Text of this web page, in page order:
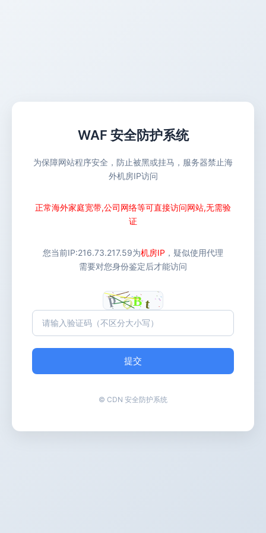
WAF 安全防护系统
为保障网站程序安全，防止被黑或挂马，服务器禁止海
外机房IP访问
正常海外家庭宽带,公司网络等可直接访问网站,无需验
证
您当前IP:216.73.217.59为机房IP ，疑似使用代理
需要对您身份鉴定后才能访问
提交
© CDN 安全防护系统